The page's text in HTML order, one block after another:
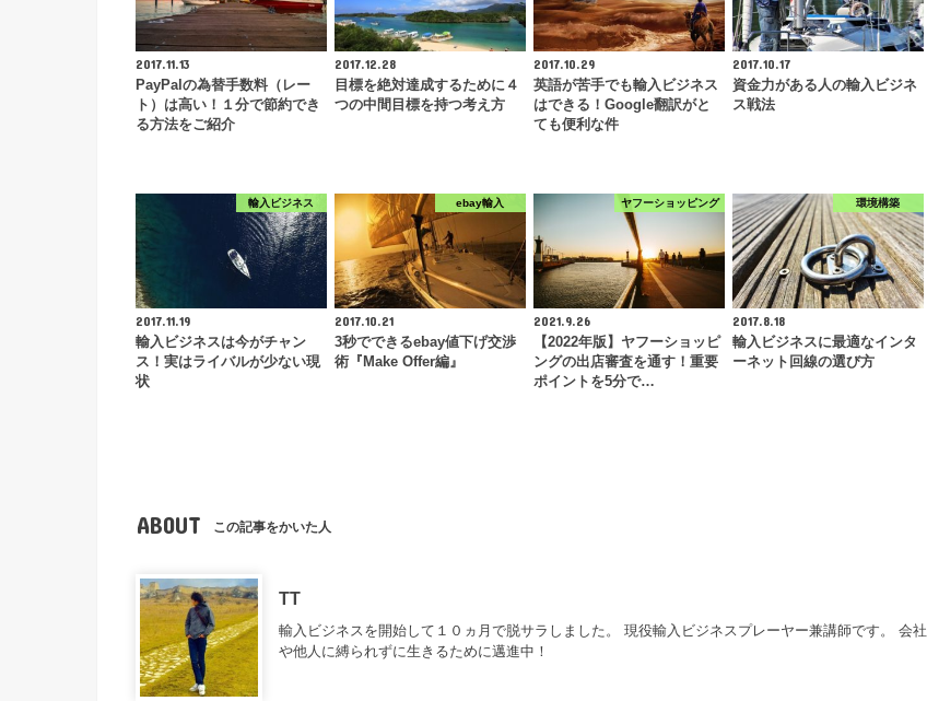
2017.11.13
PayPalの為替手数料（レー
ト）は高い！１分で節約でき
る方法をご紹介
2017.12.28
目標を絶対達成するために４
つの中間目標を持つ考え方
2017.10.29
英語が苦手でも輸入ビジネス
はできる！Google翻訳がと
ても便利な件
2017.10.17
資金力がある人の輸入ビジネ
ス戦法
輸入ビジネス
2017.11.19
輸入ビジネスは今がチャン
ス！実はライバルが少ない現
状
ebay輸入
2017.10.21
3秒でできるebay値下げ交渉
術『Make Offer編』
ヤフーショッピング
2021.9.26
【2022年版】ヤフーショッピ
ングの出店審査を通す！重要
ポイントを5分で…
環境構築
2017.8.18
輸入ビジネスに最適なインタ
ーネット回線の選び方
ABOUT この記事をかいた人
TT
輸入ビジネスを開始して１０ヵ月で脱サラしました。 現役輸入ビジネスプレーヤー兼講師です。 会社
や他人に縛られずに生きるために邁進中！